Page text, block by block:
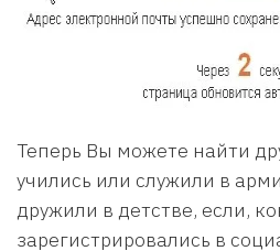
Теперь Вы можете найти
учились или служили в
дружили в детстве, если,
зарегистрировались в